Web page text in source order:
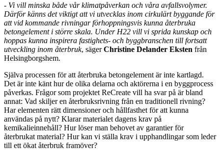
- Vi vill minska både vår klimatpåverkan och våra avfallsvolymer.
Därför känns det viktigt att vi utvecklas inom cirkulärt byggande för
att vid kommande rivningar förhoppningsvis kunna återbruka
betongelement i större skala. Under H22 vill vi sprida kunskap och
hoppas kunna inspirera fastighets- och byggbranschen till fortsatt
utveckling inom återbruk, sägerChristine Delander Eksten från
Helsingborgshem.
Själva processen för att återbruka betongelement är inte kartlagd.
Det är inte känt hur de olika delarna och aktörerna i en byggprocess
påverkas. Frågor som projektet ReCreate vill ha svar på är bland
annat: Vad skiljer en återbruksrivning från en traditionell rivning?
Har elementen rätt dimensioner och hållfasthet för att kunna
användas på nytt? Klarar materialet dagens krav på
kemikalieinnehåll? Hur löser man behovet av garantier för
återbrukat material? Hur kan vi ställa krav i upphandlingar som leder
till ett ökat återbruk framöver?